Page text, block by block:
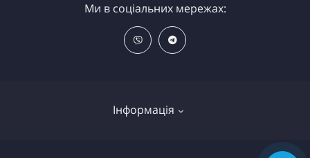
Інформація
Ми в соціальних мережах: